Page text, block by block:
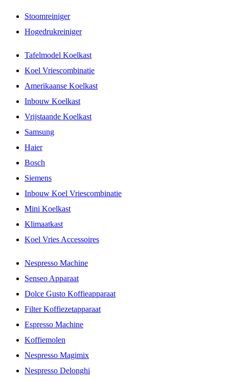
Stoomreiniger
Hogedrukreiniger
Tafelmodel Koelkast
Koel Vriescombinatie
Amerikaanse Koelkast
Inbouw Koelkast
Vrijstaande Koelkast
Samsung
Haier
Bosch
Siemens
Inbouw Koel Vriescombinatie
Mini Koelkast
Klimaatkast
Koel Vries Accessoires
Nespresso Machine
Senseo Apparaat
Dolce Gusto Koffieapparaat
Filter Koffiezetapparaat
Espresso Machine
Koffiemolen
Nespresso Magimix
Nespresso Delonghi